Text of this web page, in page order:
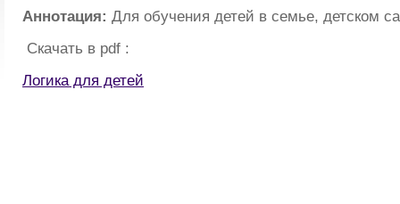
Аннотация: Для обучения детей в семье, детском
Скачать в pdf :
Логика для детей